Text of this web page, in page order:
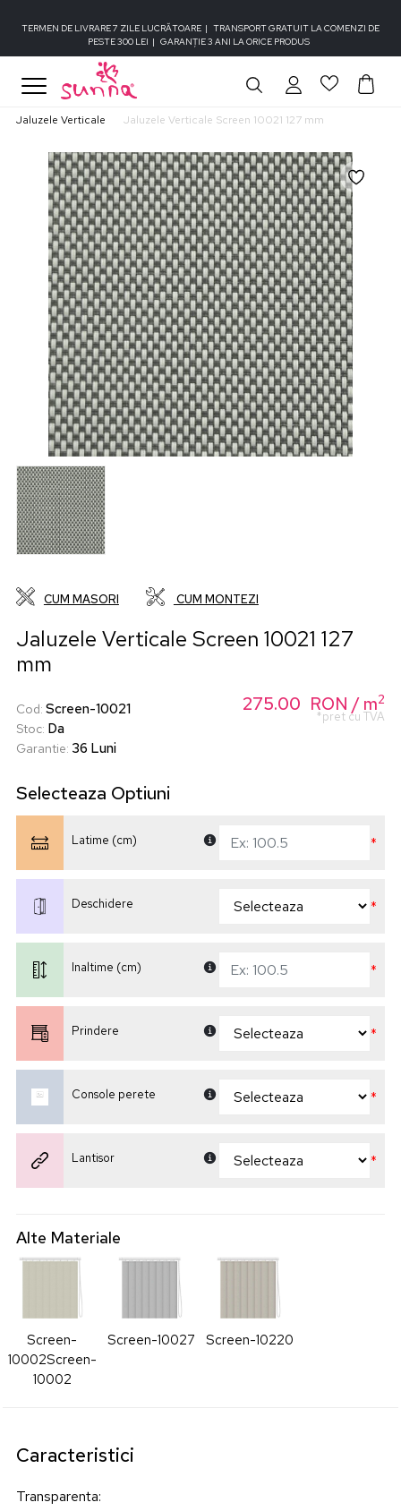
TERMEN DE LIVRARE 7 ZILE LUCRĂTOARE | TRANSPORT GRATUIT LA COMENZI DE
PESTE 300 LEI | GARANȚIE 3 ANI LA ORICE PRODUS
Jaluzele Verticale Jaluzele Verticale Screen 10021 127 mm
CUM MASORI CUM MONTEZI
Jaluzele Verticale Screen 10021 127
mm
Cod: Screen-10021
Stoc: Da
Garantie: 36 Luni
275.00 RON / m2
*pret cu TVA
Selecteaza Optiuni
Latime (cm) *
Deschidere *
Inaltime (cm) *
Prindere *
Console perete *
Lantisor *
Alte Materiale
Screen-
10002Screen-
10002
Screen-10027 Screen-10220
Caracteristici
Transparenta: